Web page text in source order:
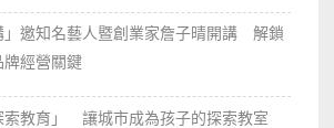
」邀知名藝人暨創業家詹子晴開講 解鎖
牌經營關鍵
索教育」 讓城市成為孩子的探索教室